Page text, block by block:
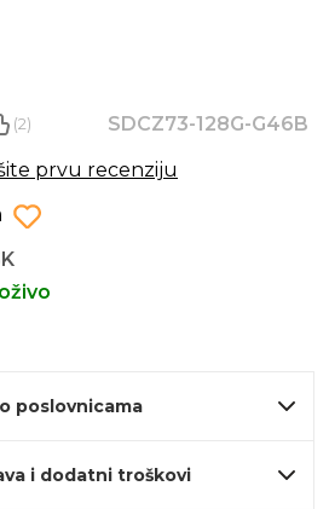
(2)
SDCZ73-128G-G46B
prvu recenziju
poslovnicama
i dodatni troškovi